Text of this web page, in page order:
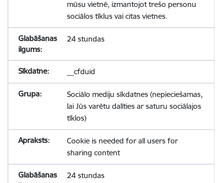
mūsu vietnē, izmantojot trešo personu
sociālos tīklus vai citas vietnes.
24 stundas
__cfduid
Sociālo mediju sīkdatnes (nepieciešamas,
lai Jūs varētu dalīties ar saturu sociālajos
tīklos)
Cookie is needed for all users for
sharing content
24 stundas